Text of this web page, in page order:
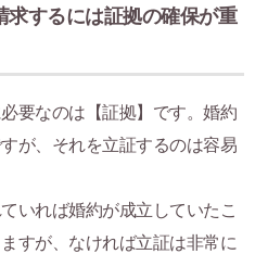
求するには証拠の確保が重
要なのは【証拠】です。婚約
が、それを立証するのは容易
いれば婚約が成立していたこ
すが、なければ立証は非常に